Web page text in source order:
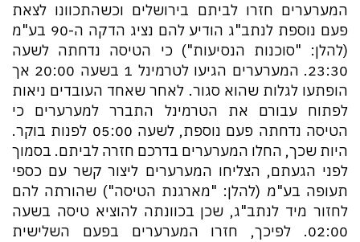
המערערים חזרו לביתם בירושלים וכשהתכוונו לצאת
פעם נוספת לנתב"ג הודיע להם נציג הדקה ה-90 בע"מ
(להלן: "סוכנות הנסיעות") כי הטיסה נדחתה לשעה
23:30. המערערים הגיעו לטרמינל 1 בשעה 20:00 אך
הופתעו לגלות שהוא סגור. לאחר שאחד העובדים ניאות
לפתוח עבורם את הטרמינל התברר למערערים כי
הטיסה נדחתה פעם נוספת, לשעה 05:00 לפנות בוקר.
היות שכך, החלו המערערים בדרכם חזרה לביתם. בסמוך
לפני הגעתם, הצליחו המערערים ליצור קשר עם כספי
תעופה בע"מ (להלן: "מארגנת הטיסה") שהורתה להם
לחזור מיד לנתב"ג, שכן בכוונתה להוציא טיסה בשעה
02:00. לפיכך, חזרו המערערים בפעם השלישית